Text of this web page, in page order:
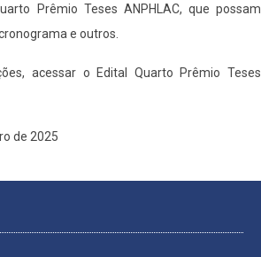
Prêmio Teses ANPHLAC, que possam
e outros.
acessar o Edital Quarto Prêmio Teses
de 2025